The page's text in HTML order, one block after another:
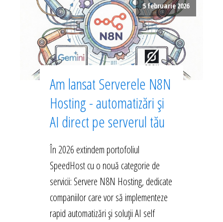
5 februarie 2026
Am lansat Serverele N8N
Hosting - automatizări și
AI direct pe serverul tău
În 2026 extindem portofoliul
SpeedHost cu o nouă categorie de
servicii: Servere N8N Hosting, dedicate
companiilor care vor să implementeze
rapid automatizări și soluții AI self